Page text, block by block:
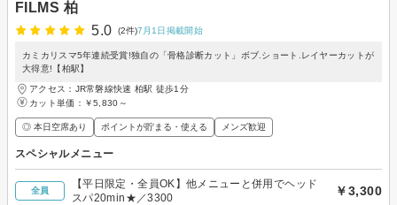
FILMS 柏
5.0
(2件)7月1日掲載開始
カミカリスマ5年連続受賞!独自の「骨格診断カット」ボブ.ショート.レイヤーカットが
大得意!【柏駅】
アクセス：JR常磐線快速 柏駅 徒歩1分
カット単価： ￥5,830～
◎ 本日空席あり ポイントが貯まる・使える メンズ歓迎
スペシャルメニュー
全員
【平日限定・全員OK】他メニューと併用でヘッド
スパ20min★／3300
￥3,300